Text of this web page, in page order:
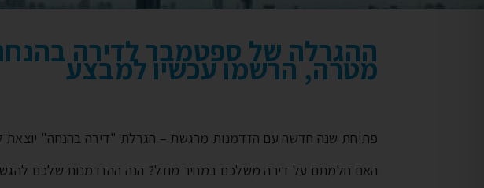
ההגרלה של ספטמבר לדירה
מטרה, הרשמו עכשיו למבצע
פתיחת שנה חדשה עם הזדמנות מרגשת – הגרלת "דירה בהנחה" יוצאת
האם חלמתם על דירה משלכם במחיר מוזל? הנה ההזדמנות שלכם